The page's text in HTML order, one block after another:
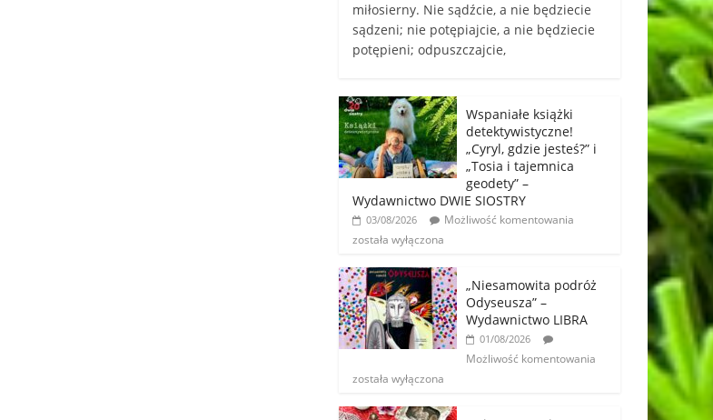
miłosierny. Nie sądźcie, a nie będziecie
sądzeni; nie potępiajcie, a nie będziecie
potępieni; odpuszczajcie,
Wspaniałe książki
detektywistyczne!
„Cyryl, gdzie jesteś?” i
„Tosia i tajemnica
geodety” –
Wydawnictwo DWIE SIOSTRY
03/08/2026
Możliwość komentowania
została wyłączona
„Niesamowita podróż
Odyseusza” –
Wydawnictwo LIBRA
01/08/2026
Możliwość komentowania
została wyłączona